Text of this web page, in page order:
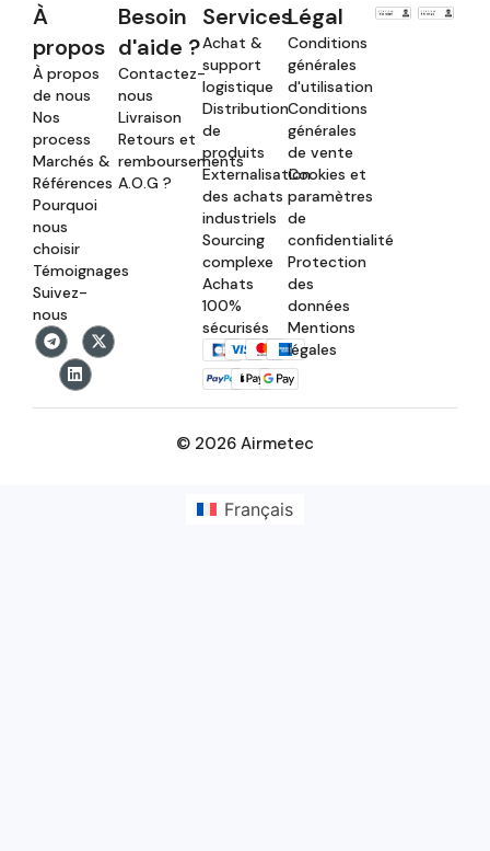
À
propos
À propos
de nous
Nos
process
Marchés &
Références
Pourquoi
nous
choisir
Témoignages
Suivez-
nous
Besoin
d'aide ?
Contactez-
nous
Livraison
Retours et
remboursements
A.O.G ?
Services
Achat &
support
logistique
Distribution
de
produits
Externalisation
des achats
industriels
Sourcing
complexe
Achats
100%
sécurisés
Légal
Conditions
générales
d'utilisation
Conditions
générales
de vente
Cookies et
paramètres
de
confidentialité
Protection
des
données
Mentions
légales
© 2026 Airmetec
Français